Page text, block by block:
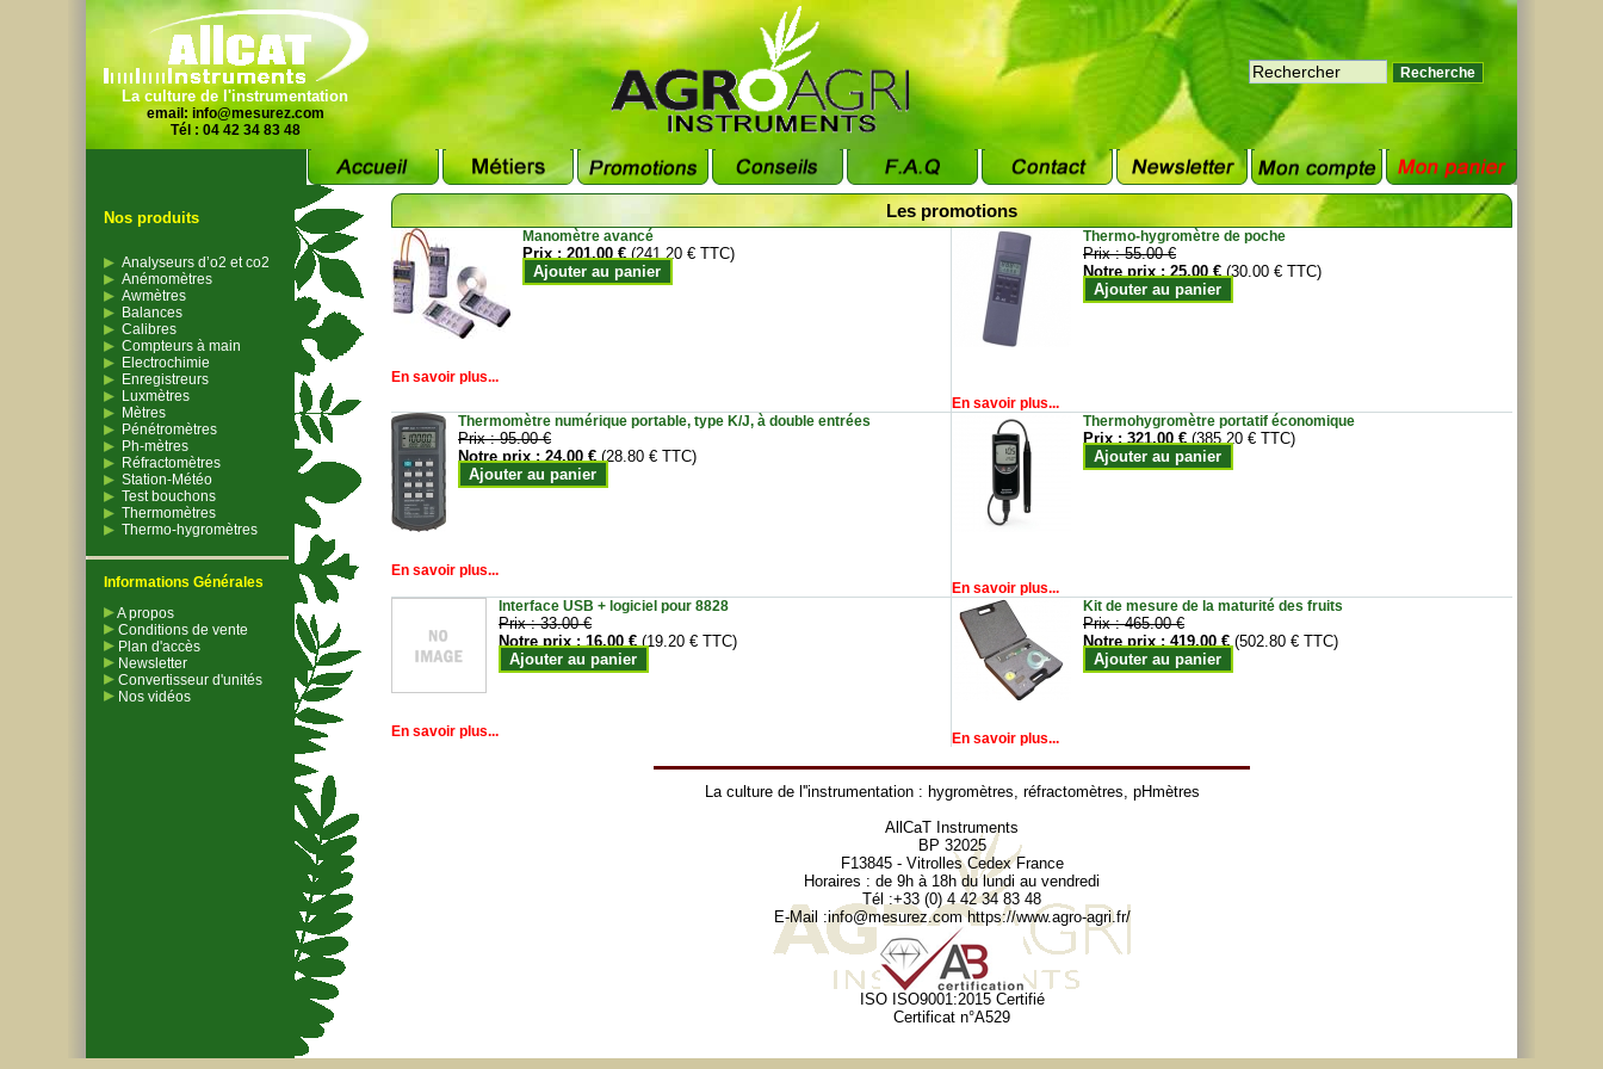
La culture de l'instrumentation
email: info@mesurez.com
Tél : 04 42 34 83 48
Nos produits
Analyseurs d’o2 et co2
Anémomètres
Awmètres
Balances
Calibres
Compteurs à main
Electrochimie
Enregistreurs
Luxmètres
Mètres
Pénétromètres
Ph-mètres
Réfractomètres
Station-Météo
Test bouchons
Thermomètres
Thermo-hygromètres
Informations Générales
A propos
Conditions de vente
Plan d'accès
Newsletter
Convertisseur d'unités
Nos vidéos
Les promotions
Manomètre avancé
Prix :201.00 € (241.20 € TTC)
Ajouter au panier
En savoir plus...
Thermo-hygromètre de poche
Prix :55.00 €
Notre prix :25.00 € (30.00 € TTC)
Ajouter au panier
En savoir plus...
Thermomètre numérique portable, type K/J, à double entrées
Prix :95.00 €
Notre prix :24.00 € (28.80 € TTC)
Ajouter au panier
En savoir plus...
Thermohygromètre portatif économique
Prix :321.00 € (385.20 € TTC)
Ajouter au panier
En savoir plus...
Interface USB + logiciel pour 8828
Prix :33.00 €
Notre prix :16.00 € (19.20 € TTC)
Ajouter au panier
En savoir plus...
Kit de mesure de la maturité des fruits
Prix :465.00 €
Notre prix :419.00 € (502.80 € TTC)
Ajouter au panier
En savoir plus...
La culture de l''instrumentation : hygromètres, réfractomètres, pHmètres
AllCaT Instruments
BP 32025
F13845 - Vitrolles Cedex France
Horaires : de 9h à 18h du lundi au vendredi
Tél :+33 (0) 4 42 34 83 48
E-Mail :info@mesurez.com https://www.agro-agri.fr/
ISO ISO9001:2015 Certifié
Certificat n°A529